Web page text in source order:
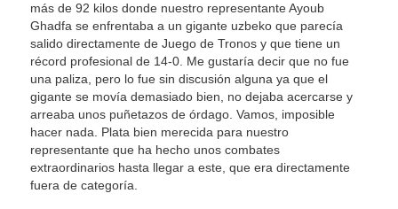
más de 92 kilos donde nuestro representante Ayoub
Ghadfa se enfrentaba a un gigante uzbeko que parecía
salido directamente de Juego de Tronos y que tiene un
récord profesional de 14-0. Me gustaría decir que no fue
una paliza, pero lo fue sin discusión alguna ya que el
gigante se movía demasiado bien, no dejaba acercarse y
arreaba unos puñetazos de órdago. Vamos, imposible
hacer nada. Plata bien merecida para nuestro
representante que ha hecho unos combates
extraordinarios hasta llegar a este, que era directamente
fuera de categoría.